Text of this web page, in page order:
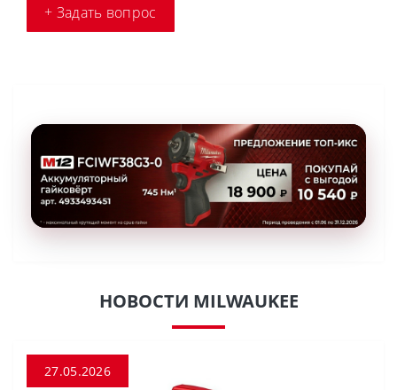
+ Задать вопрос
НОВОСТИ MILWAUKEE
27.05.2026